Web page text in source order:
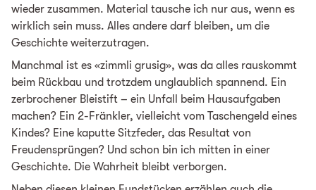
wieder zusammen. Material tausche ich nur aus, wenn es
wirklich sein muss. Alles andere darf bleiben, um die
Geschichte weiterzutragen.
Manchmal ist es «zimmli grusig», was da alles rauskommt
beim Rückbau und trotzdem unglaublich spannend. Ein
zerbrochener Bleistift – ein Unfall beim Hausaufgaben
machen? Ein 2-Fränkler, vielleicht vom Taschengeld eines
Kindes? Eine kaputte Sitzfeder, das Resultat von
Freudensprüngen? Und schon bin ich mitten in einer
Geschichte. Die Wahrheit bleibt verborgen.